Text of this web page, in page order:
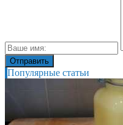
Популярные статьи